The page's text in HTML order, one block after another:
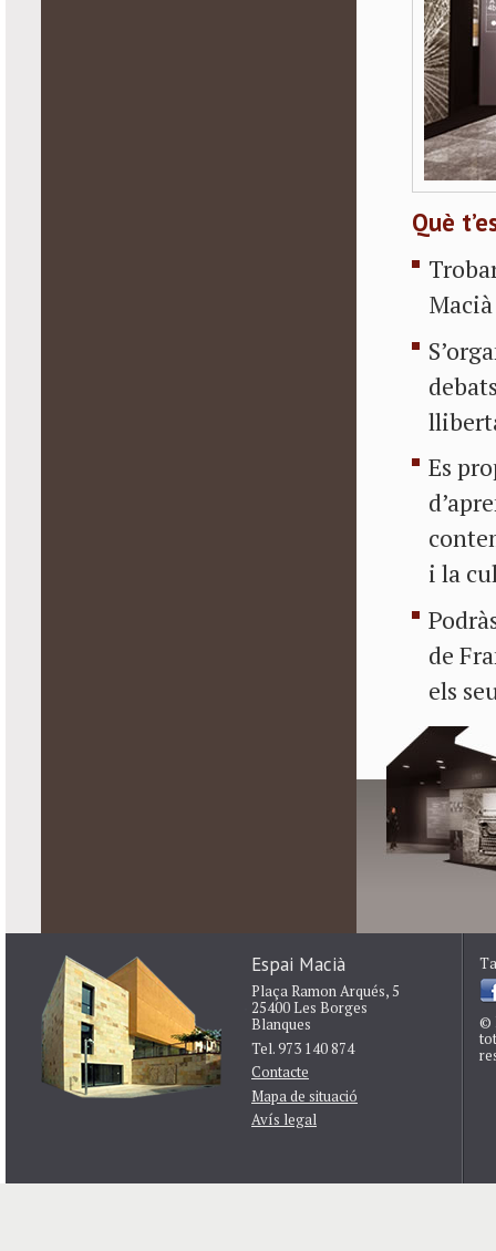
Què
Es
i la
de
els
Espai Macià
Plaça Ramon Arqués, 5
25400 Les Borges
Blanques
Tel. 973 140 874
Contacte
Mapa de situació
Avís legal
©